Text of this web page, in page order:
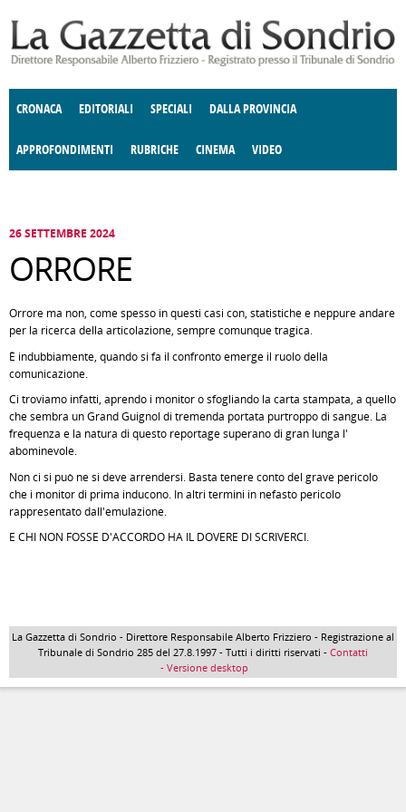
CRONACA EDITORIALI SPECIALI DALLA PROVINCIA
APPROFONDIMENTI
E SPETTACOLI POLITICA
RUBRICHE
DELLE IDEE FATTI DELLO SPIRITO
CINEMA VIDEO
26 SETTEMBRE 2024
ORRORE
Orrore ma non, come spesso in questi casi con, statistiche e neppure andare
per la ricerca della articolazione, sempre comunque tragica.
È indubbiamente, quando si fa il confronto emerge il ruolo della
comunicazione.
Ci troviamo infatti, aprendo i monitor o sfogliando la carta stampata, a quello
che sembra un Grand Guignol di tremenda portata purtroppo di sangue. La
frequenza e la natura di questo reportage superano di gran lunga l'
abominevole.
Non ci si può ne si deve arrendersi. Basta tenere conto del grave pericolo
che i monitor di prima inducono. In altri termini in nefasto pericolo
rappresentato dall'emulazione.
E CHI NON FOSSE D'ACCORDO HA IL DOVERE DI SCRIVERCI.
La Gazzetta di Sondrio - Direttore Responsabile Alberto Frizziero - Registrazione al
Tribunale di Sondrio 285 del 27.8.1997 - Tutti i diritti riservati - Contatti
- Versione desktop